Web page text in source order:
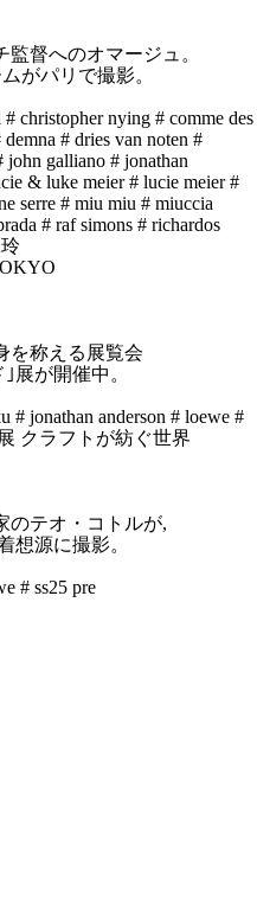
督へのオマージュ。
がパリで撮影。
# christopher nying # comme des
demna # dries van noten #
john galliano # jonathan
& luke meier # lucie meier #
serre # miu miu # miuccia
# raf simons # richardos
を称える展覧会
展が開催中。
# jonathan anderson # loewe #
クラフトが紡ぐ世界
のテオ・コトルが,
想源に撮影。
# ss25 pre